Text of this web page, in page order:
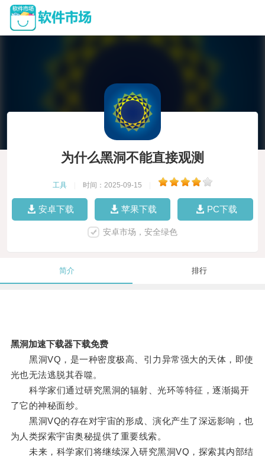
为什么黑洞不能直接观测
工具 时间：2025-09-15
安卓下载 苹果下载 PC下载
安卓市场，安全绿色
简介 排行
黑洞加速下载器下载免费
黑洞VQ，是一种密度极高、引力异常强大的天体，即使
光也无法逃脱其吞噬。
科学家们通过研究黑洞的辐射、光环等特征，逐渐揭开
了它的神秘面纱。
黑洞VQ的存在对宇宙的形成、演化产生了深远影响，也
为人类探索宇宙奥秘提供了重要线索。
未来，科学家们将继续深入研究黑洞VQ，探索其内部结